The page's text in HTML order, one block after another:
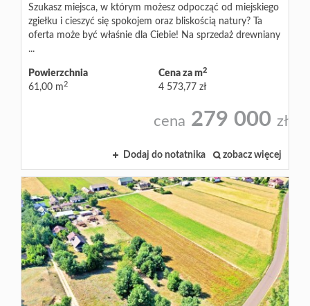
Szukasz miejsca, w którym możesz odpocząć od miejskiego
zgiełku i cieszyć się spokojem oraz bliskością natury? Ta
oferta może być właśnie dla Ciebie! Na sprzedaż drewniany
...
Powierzchnia
61,00 m2
Cena za m2
4 573,77 zł
cena 279 000 zł
Dodaj do notatnika zobacz więcej